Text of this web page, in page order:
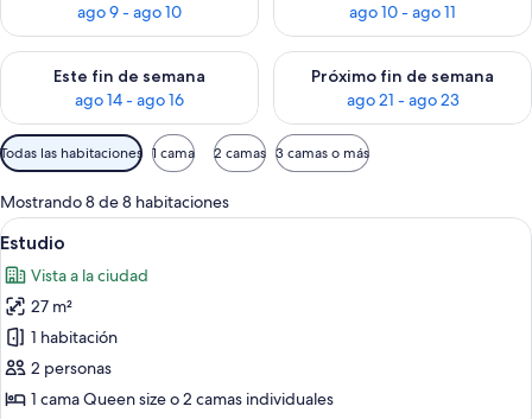
ago 9 - ago 10
ago 10 - ago 11
Este fin de semana
ago 14 - ago 16
Consulta la disponibilidad para este fin de semana ago 14 -
Próximo fin de semana
ago 21 - ago 23
Consulta la disponibilidad
Filtros
disponibles
para
las
habitaciones
Todas las habitaciones 1 cama 2 camas 3 camas o más
Mostrando 8 de 8 habitaciones
Ver
todas
las
fotos
de
Estudio
Ropa de cama de alta calidad,
9
Estudio
Vista a la ciudad
27 m²
1 habitación
2 personas
1 cama Queen size o 2 camas individuales